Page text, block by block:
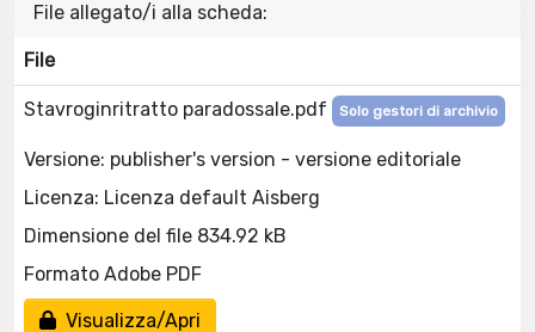
File allegato/i alla scheda:
File
Stavroginritratto paradossale.pdf Solo gestori di archivio
Versione: publisher's version - versione editoriale
Licenza: Licenza default Aisberg
Dimensione del file 834.92 kB
Formato Adobe PDF
Visualizza/Apri